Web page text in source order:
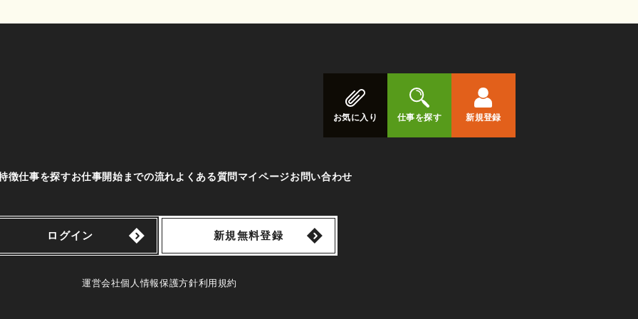
お気に入り 仕事を探す 新規登録
徴仕事を探すお仕事開始までの流れよくある質問 マイページお問い合わせ
ログイン 新規無料登録
運営会社個人情報保護方針利用規約